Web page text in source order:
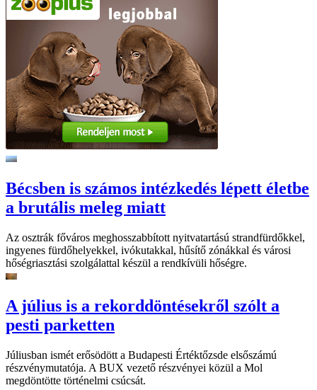
Bécsben is számos intézkedés lépett életbe
a brutális meleg miatt
Az osztrák főváros meghosszabbított nyitvatartású strandfürdőkkel,
ingyenes fürdőhelyekkel, ivókutakkal, hűsítő zónákkal és városi
hőségriasztási szolgálattal készül a rendkívüli hőségre.
A július is a rekorddöntésekről szólt a
pesti parketten
Júliusban ismét erősödött a Budapesti Értéktőzsde elsőszámú
részvénymutatója. A BUX vezető részvényei közül a Mol
megdöntötte történelmi csúcsát.